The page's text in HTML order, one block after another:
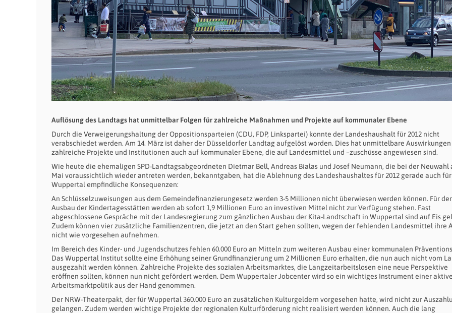
Auflösung des Landtags hat unmittelbar Folgen für zahlreiche Maßnahmen und Projekte auf kommunaler Ebene
Durch die Verweigerungshaltung der Oppositionsparteien (CDU, FDP, Linkspartei) konnte der Landeshaushalt für 2012 nicht
verabschiedet werden. Am 14. März ist daher der Düsseldorfer Landtag aufgelöst worden. Dies hat unmittelbare
zahlreiche Projekte und Institutionen auch auf kommunaler Ebene, die auf Landesmittel und –zuschüsse angewiesen sind.
Wie heute die ehemaligen SPD-Landtagsabgeordneten Dietmar Bell, Andreas Bialas und Josef Neumann, die bei der Neuwahl
Mai voraussichtlich wieder antreten werden, bekanntgaben, hat die Ablehnung des Landeshaushaltes für 2012 gerade auch für
Wuppertal empfindliche Konsequenzen:
An Schlüsselzuweisungen aus dem Gemeindefinanzierungesetz werden 3-5 Millionen nicht überwiesen werden können. Für
Ausbau der Kindertagesstätten werden ab sofort 1,9 Millionen Euro an investiven Mittel nicht zur Verfügung stehen. Fast
abgeschlossene Gespräche mit der Landesregierung zum gänzlichen Ausbau der Kita-Landtschaft in Wuppertal sind auf Eis
Zudem können vier zusätzliche Familienzentren, die jetzt an den Start gehen sollten, wegen der fehlenden Landesmittel ihre
nicht wie vorgesehen aufnehmen.
Im Bereich des Kinder- und Jugendschutzes fehlen 60.000 Euro an Mitteln zum weiteren Ausbau einer kommunalen
Das Wuppertal Institut sollte eine Erhöhung seiner Grundfinanzierung um 2 Millionen Euro erhalten, die nun auch nicht vom
ausgezahlt werden können. Zahlreiche Projekte des sozialen Arbeitsmarktes, die Langzeitarbeitslosen eine neue Perspektive
eröffnen sollten, können nun nicht gefördert werden. Dem Wuppertaler Jobcenter wird so ein wichtiges Instrument einer
Arbeitsmarktpolitik aus der Hand genommen.
Der NRW-Theaterpakt, der für Wuppertal 360.000 Euro an zusätzlichen Kulturgeldern vorgesehen hatte, wird nicht zur
gelangen. Zudem werden wichtige Projekte der regionalen Kulturförderung nicht realisiert werden können. Auch die lang